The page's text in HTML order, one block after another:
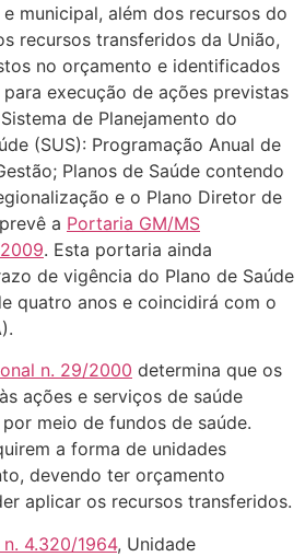
municipal, além dos recursos do
recursos transferidos da União,
no orçamento e identificados
execução de ações previstas
de Planejamento do
(SUS): Programação Anual de
Planos de Saúde contendo
e o Plano Diretor de
a Portaria GM/MS
. Esta portaria ainda
de vigência do Plano de Saúde
quatro anos e coincidirá com o
n. 29/2000 determina que os
ações e serviços de saúde
meio de fundos de saúde.
a forma de unidades
devendo ter orçamento
aplicar os recursos transferidos.
n. 4.320/1964, Unidade